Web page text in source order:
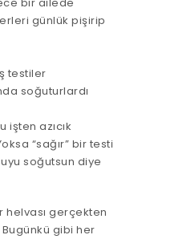
günlük pişirip
testiler
soğuturlardı
işten azıcık
“sağır” bir testi
soğutsun diye
helvası gerçekten
gibi her